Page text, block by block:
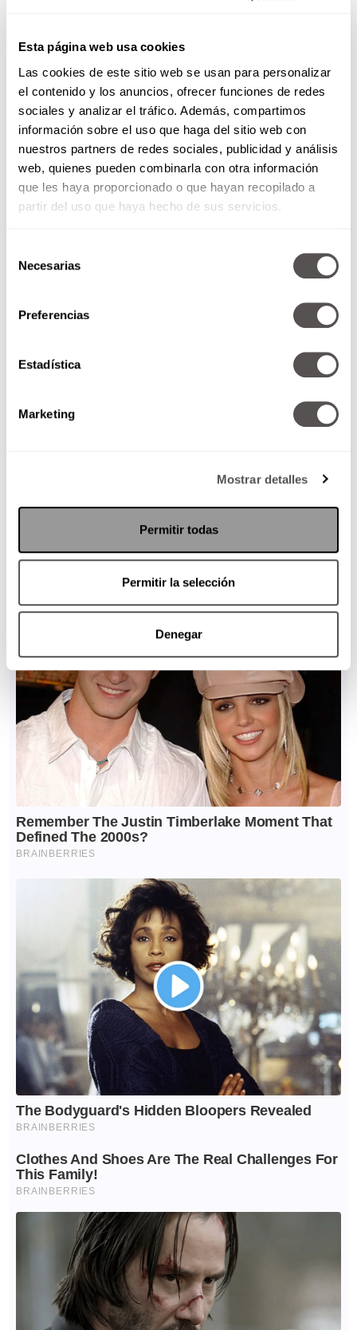
Esta página web usa cookies
Las cookies de este sitio web se usan para personalizar
el contenido y los anuncios, ofrecer funciones de redes
sociales y analizar el tráfico. Además, compartimos
información sobre el uso que haga del sitio web con
nuestros partners de redes sociales, publicidad y análisis
web, quienes pueden combinarla con otra información
que les haya proporcionado o que hayan recopilado a
partir del uso que haya hecho de sus servicios.
Necesarias
Preferencias
Estadística
Marketing
Mostrar detalles
Permitir todas
Permitir la selección
Denegar